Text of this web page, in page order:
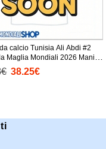
calcio Tunisia Ali Abdi #2
Mondiali 2026 Manica
38.25€